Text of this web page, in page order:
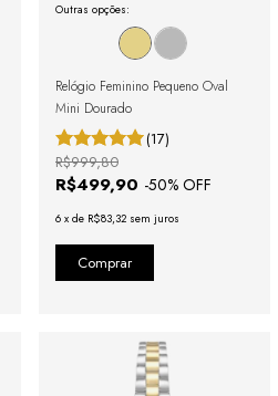
Outras opções:
Relógio Feminino Pequeno Oval
Mini Dourado
(17)
R$499,90 -50% OFF
R$999,80
6 x de R$83,32 sem juros